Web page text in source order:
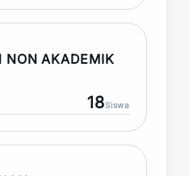
NON AKADEMIK
18Siswa